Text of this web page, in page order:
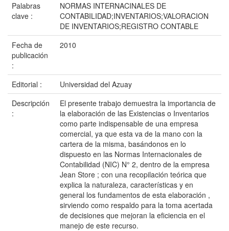
Palabras
clave :
NORMAS INTERNACINALES DE
CONTABILIDAD;INVENTARIOS;VALORACION
DE INVENTARIOS;REGISTRO CONTABLE
Fecha de
publicación
:
2010
Editorial :
Universidad del Azuay
Descripción
:
El presente trabajo demuestra la importancia de
la elaboración de las Existencias o Inventarios
como parte indispensable de una empresa
comercial, ya que esta va de la mano con la
cartera de la misma, basándonos en lo
dispuesto en las Normas Internacionales de
Contabilidad (NIC) N° 2, dentro de la empresa
Jean Store ; con una recopilación teórica que
explica la naturaleza, características y en
general los fundamentos de esta elaboración ,
sirviendo como respaldo para la toma acertada
de decisiones que mejoran la eficiencia en el
manejo de este recurso.